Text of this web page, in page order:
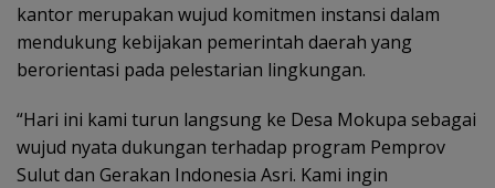
kantor merupakan wujud komitmen instansi dalam
mendukung kebijakan pemerintah daerah yang
berorientasi pada pelestarian lingkungan.
“Hari ini kami turun langsung ke Desa Mokupa sebagai
wujud nyata dukungan terhadap program Pemprov
Sulut dan Gerakan Indonesia Asri. Kami ingin